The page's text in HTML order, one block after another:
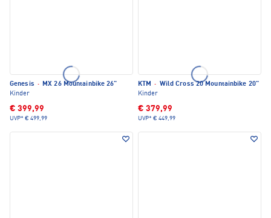
Genesis · MX 26 Mountainbike 26"
Kinder
€ 399,99
UVP* € 499,99
KTM · Wild Cross 20 Mountainbike 20"
Kinder
€ 379,99
UVP* € 449,99